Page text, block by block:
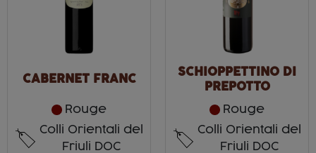
CABERNET FRANC
Rouge
Colli Orientali del
Friuli DOC
SCHIOPPETTINO DI
PREPOTTO
Rouge
Colli Orientali del
Friuli DOC